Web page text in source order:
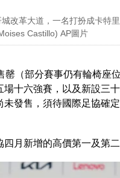
改革大道，一名打扮成卡特
Castillo) AP圖片
罄（部分賽事仍有輪椅座
十六強賽，以及新設三
發售，須待國際足協確
月新增的高價第一及第二